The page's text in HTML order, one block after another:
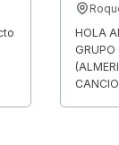
HOLA
GRUPO